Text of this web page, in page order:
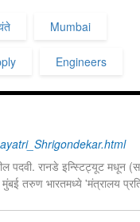
Mumbai
Engineers
पदवी. रानडे इन्स्टिट्यूट मधून
तरुण भारतमध्ये 'मंत्रालय